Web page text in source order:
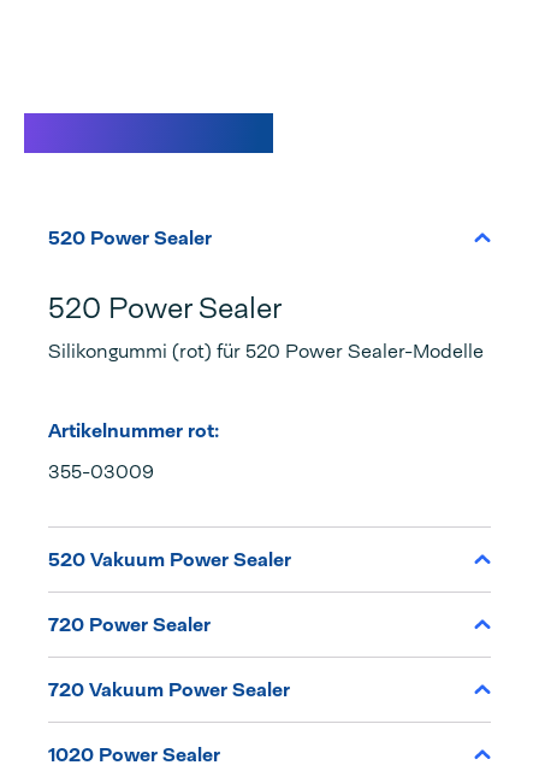
520 Power Sealer
520 Power Sealer
Silikongummi (rot) für 520 Power Sealer-Modelle
Artikelnummer rot:
355-03009
520 Vakuum Power Sealer
720 Power Sealer
720 Vakuum Power Sealer
1020 Power Sealer